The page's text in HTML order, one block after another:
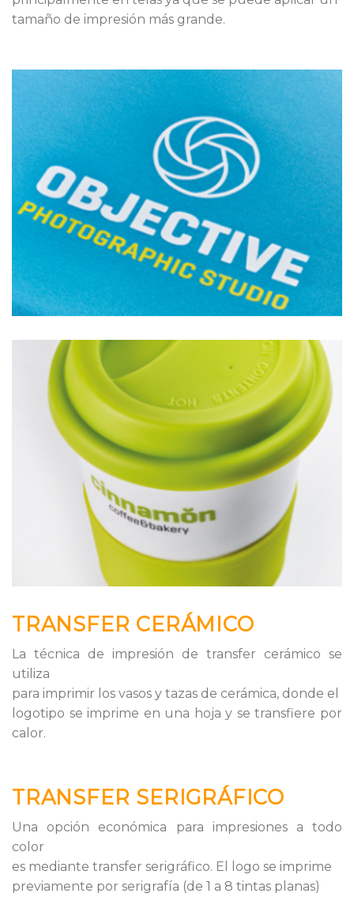
tamaño de impresión más grande.
TRANSFER CERÁMICO
La técnica de impresión de transfer cerámico se
utiliza
para imprimir los vasos y tazas de cerámica, donde el
logotipo se imprime en una hoja y se transfiere por
calor.
TRANSFER SERIGRÁFICO
Una opción económica para impresiones a todo
color
es mediante transfer serigráfico. El logo se imprime
previamente por serigrafía (de 1 a 8 tintas planas)